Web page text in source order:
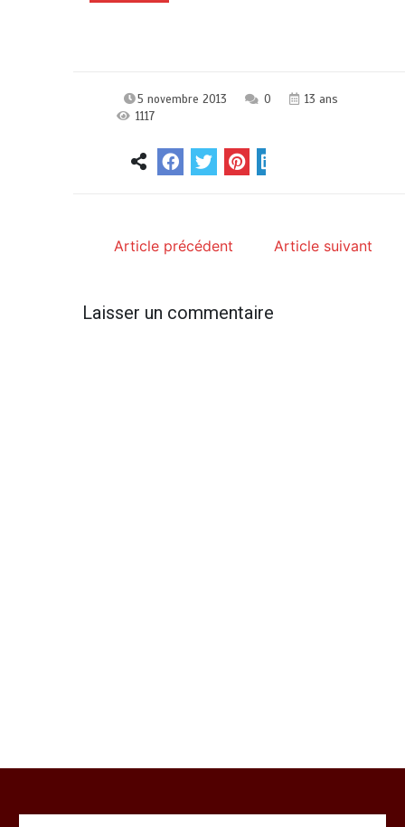
5 novembre 2013 0
13 ans
1117
Article précédent Article suivant
Laisser un commentaire